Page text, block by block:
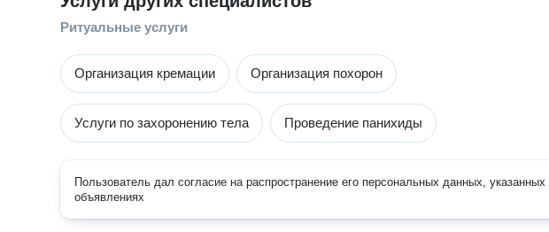
Ритуальные услуги
Организация кремации Организация похорон
Услуги по захоронению тела Проведение панихиды
Пользователь дал согласие на распространение его персональных данных, указанных
объявлениях